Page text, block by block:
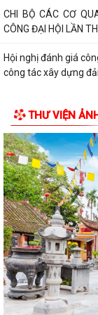
CHI BỘ CÁC CƠ
CÔNG ĐẠI HỘI LẦN
Hội nghị đánh giá
công tác xây dựng
2026
Xã nhà tổ chức Hội
chốt của địa phương
CHI BỘ UBND XÃ
NHIỆM KỲ 2025-2030
Xã Thượng Hồng tổ
liệt sĩ
Các tổ đại biểu
Xã Thượng Hồng
THƯ VIỆN